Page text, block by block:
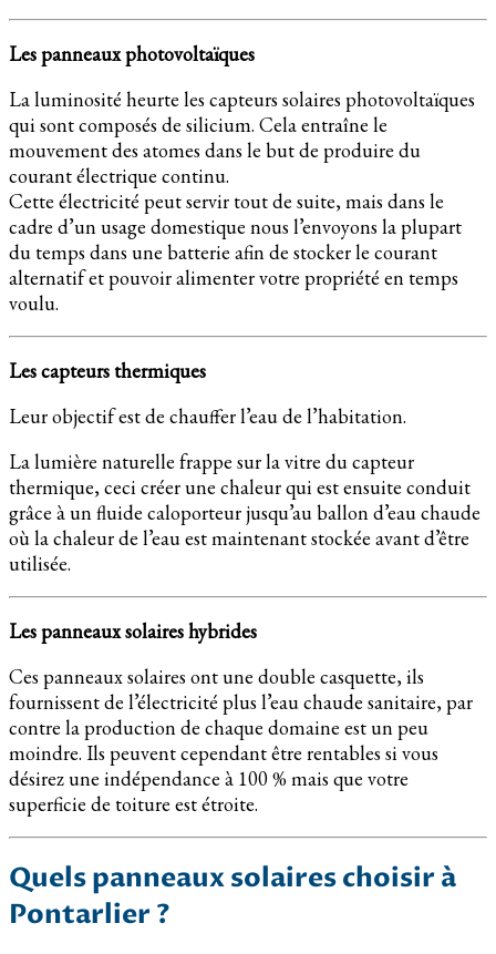
Les panneaux photovoltaïques
La luminosité heurte les capteurs solaires photovoltaïques
qui sont composés de silicium. Cela entraîne le
mouvement des atomes dans le but de produire du
courant électrique continu.
Cette électricité peut servir tout de suite, mais dans le
cadre d’un usage domestique nous l’envoyons la plupart
du temps dans une batterie afin de stocker le courant
alternatif et pouvoir alimenter votre propriété en temps
voulu.
Les capteurs thermiques
Leur objectif est de chauffer l’eau de l’habitation.
La lumière naturelle frappe sur la vitre du capteur
thermique, ceci créer une chaleur qui est ensuite conduit
grâce à un fluide caloporteur jusqu’au ballon d’eau chaude
où la chaleur de l’eau est maintenant stockée avant d’être
utilisée.
Les panneaux solaires hybrides
Ces panneaux solaires ont une double casquette, ils
fournissent de l’électricité plus l’eau chaude sanitaire, par
contre la production de chaque domaine est un peu
moindre. Ils peuvent cependant être rentables si vous
désirez une indépendance à 100 % mais que votre
superficie de toiture est étroite.
Quels panneaux solaires choisir à
Pontarlier ?